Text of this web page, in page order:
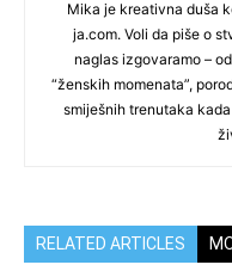
Mika je kreativna duša
ja.com. Voli da piše o
naglas izgovaramo –
“ženskih momenata”,
smiješnih trenutaka
RELATED ARTICLES